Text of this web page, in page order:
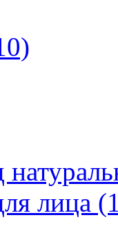
лица